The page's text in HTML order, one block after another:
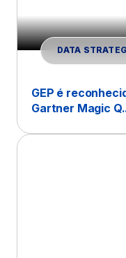
DATA
GEP é
Gartner Magic